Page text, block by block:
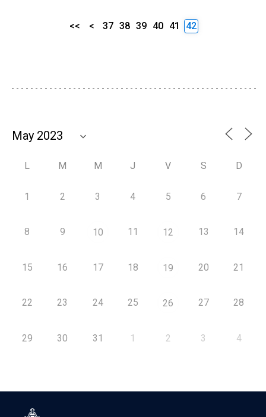
<< < 37 38 39 40 41 42
L M M J V S D
1 2 3 4 5 6 7
8 9 10 11 12 13 14
15 16 17 18 19 20 21
22 23 24 25 26 27 28
29 30 31 1 2 3 4